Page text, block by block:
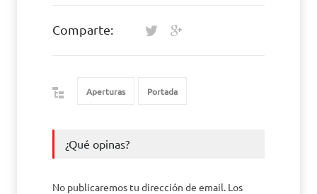
Comparte:
Aperturas Portada
¿Qué opinas?
No publicaremos tu dirección de email. Los